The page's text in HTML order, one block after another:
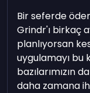
Bir seferde
Grindr'ı birkaç
planlıyorsan
uygulamayı bu
bazılarımızın
daha zamana